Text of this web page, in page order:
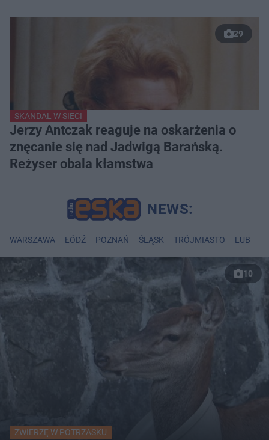
29
SKANDAL W SIECI
Jerzy Antczak reaguje na oskarżenia o
znęcanie się nad Jadwigą Barańską.
Reżyser obala kłamstwa
WARSZAWA ŁÓDŹ POZNAŃ ŚLĄSK TRÓJMIASTO LUBLIN
10
ZWIERZĘ W POTRZASKU